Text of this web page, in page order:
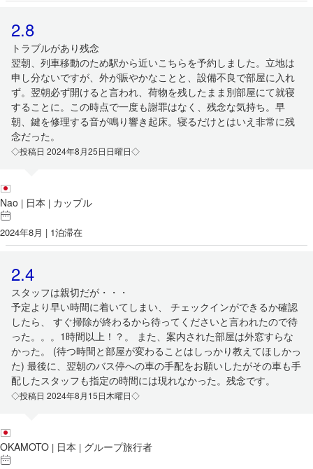
2.8
トラブルがあり残念
翌朝、列車移動のため駅から近いこちらを予約しました。立地は
申し分ないですが、外が賑やかなことと、設備不良で部屋に入れ
ず。翌朝必ず開けると言われ、荷物を残したまま別部屋にて就寝
することに。この時点で一度も謝罪はなく、残念な気持ち。早
朝、鍵を修理する音が鳴り響き起床。寝るだけとはいえ非常に残
念だった。
◇投稿日 2024年8月25日日曜日◇
Nao | 日本 | カップル
2024年8月 | 1泊滞在
2.4
スタッフは親切だが・・・
予定より早い時間に着いてしまい、 チェックインができるか確認
したら、 すぐ掃除が終わるから待ってくださいと言われたので待
った。。。1時間以上！？。 また、案内された部屋は外窓すらな
かった。 (待つ時間と部屋が変わることはしっかり教えてほしかっ
た) 最後に、翌朝のバス停への車の手配をお願いしたがその車も手
配したスタッフも指定の時間には現れなかった。残念です。
◇投稿日 2024年8月15日木曜日◇
OKAMOTO | 日本 | グループ旅行者